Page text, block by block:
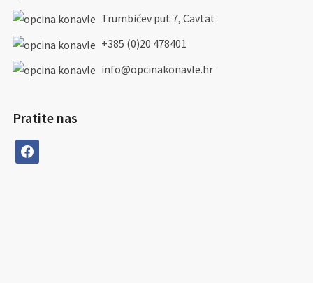
Trumbićev put 7, Cavtat
+385 (0)20 478401
info@opcinakonavle.hr
Pratite nas
facebook